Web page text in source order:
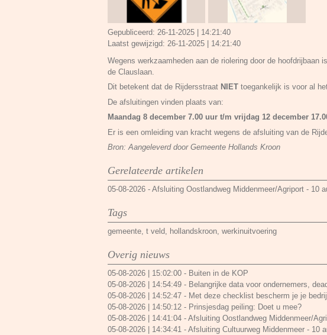
Gepubliceerd: 26-11-2025 | 14:21:40
Laatst gewijzigd: 26-11-2025 | 14:21:40
Wegens werkzaamheden aan de riolering door de hoofdrijbaan
de Clauslaan.
Dit betekent dat de Rijdersstraat NIET toegankelijk is voor al
De afsluitingen vinden plaats van:
Maandag 8 december 7.00 uur t/m vrijdag 12 december
Er is een omleiding van kracht wegens de afsluiting van de
Bron: Aangeleverd door Gemeente Hollands Kroon
Gerelateerde artikelen
05-08-2026 - Afsluiting Oostlandweg Middenmeer/Agriport - 10
Tags
gemeente, t veld, hollandskroon, werkinuitvoering
Overig nieuws
05-08-2026 | 15:02:00 - Buiten in de KOP
05-08-2026 | 14:54:49 - Belangrijke data voor ondernemers,
05-08-2026 | 14:52:47 - Met deze checklist bescherm je je
05-08-2026 | 14:50:12 - Prinsjesdag peiling: Doet u mee?
05-08-2026 | 14:41:04 - Afsluiting Oostlandweg Middenmeer/
05-08-2026 | 14:34:41 - Afsluiting Cultuurweg Middenmeer - 10